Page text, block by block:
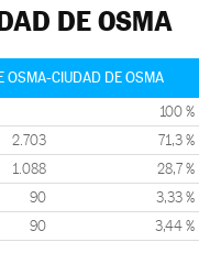
DE OSMA
OSMA-CIUDAD DE OSMA
100 %
2.703 71,3 %
1.088 28,7 %
90 3,33 %
90 3,44 %